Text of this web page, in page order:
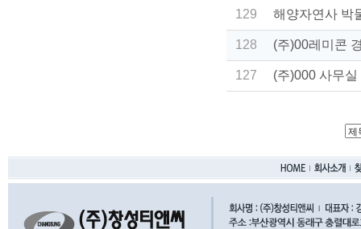
129 해양자연사 박
128 (주)00레미콘
127 (주)000 사무